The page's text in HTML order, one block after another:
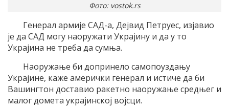
Фото: vostok.rs
Генерал армије САД-а, Дејвид Петруес, изјавио
је да САД могу наоружати Украјину и да у то
Украјина не треба да сумња.
Наоружање би допринело самопоуздању
Украјине, каже амерички генерал и истиче да би
Вашингтон доставио ракетно наоружање средњег и
малог домета украјинској војсци.